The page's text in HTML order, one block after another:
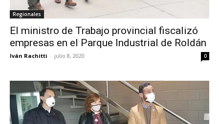
Regionales
El ministro de Trabajo provincial fiscalizó
empresas en el Parque Industrial de Roldán
Iván Rachitti - julio 8, 2020 0